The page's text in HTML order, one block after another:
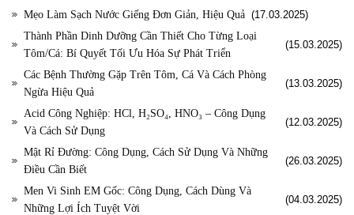
Mẹo Làm Sạch Nước Giếng Đơn Giản, Hiệu Quả (17.03.2025)
Thành Phần Dinh Dưỡng Cần Thiết Cho Từng Loại
Tôm/Cá: Bí Quyết Tối Ưu Hóa Sự Phát Triển
(15.03.2025)
Các Bệnh Thường Gặp Trên Tôm, Cá Và Cách Phòng
Ngừa Hiệu Quả
(13.03.2025)
Acid Công Nghiệp: HCl, H₂SO₄, HNO₃ – Công Dụng
Và Cách Sử Dụng
(12.03.2025)
Mật Rỉ Đường: Công Dụng, Cách Sử Dụng Và Những
Điều Cần Biết
(26.03.2025)
Men Vi Sinh EM Gốc: Công Dụng, Cách Dùng Và
Những Lợi Ích Tuyệt Vời
(04.03.2025)